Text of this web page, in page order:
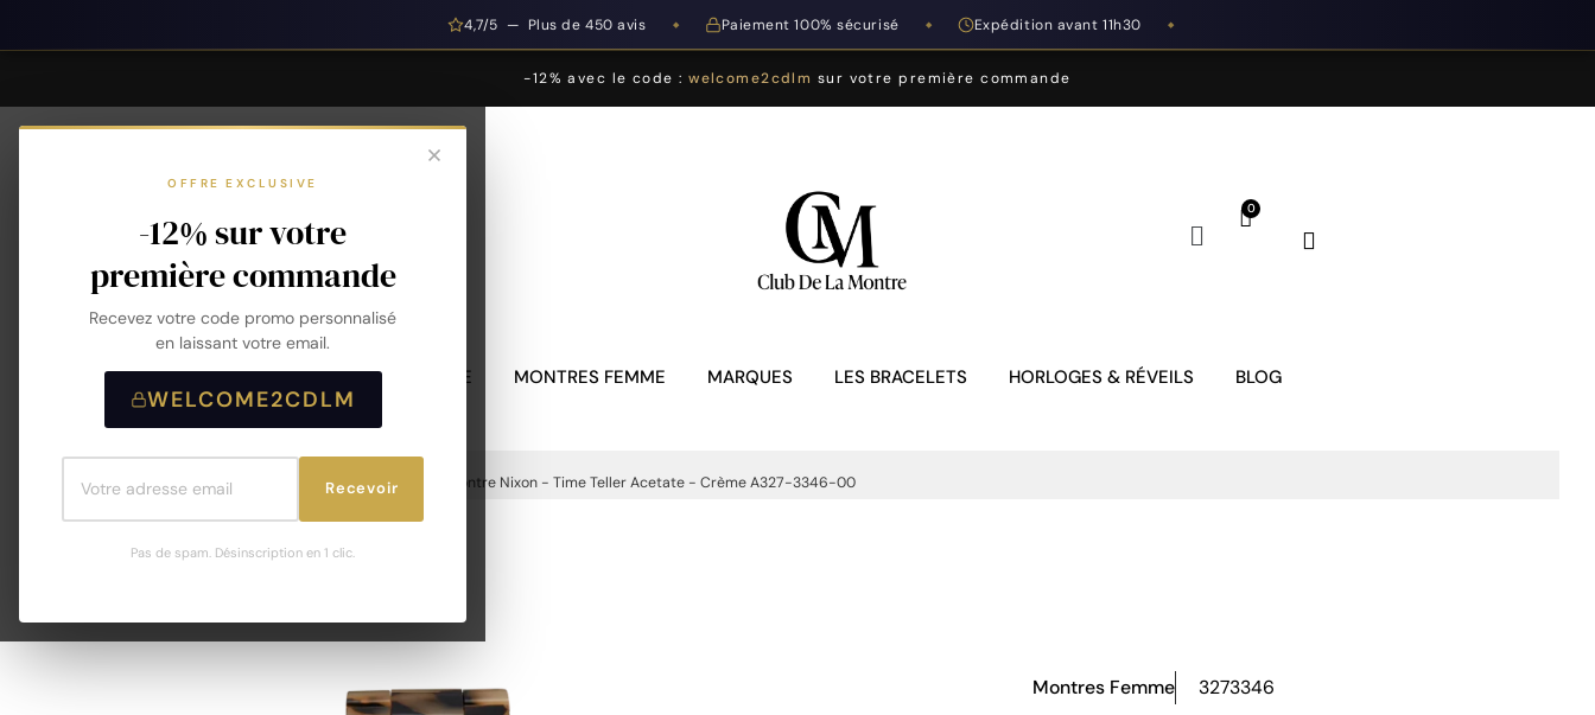
4,7/5 — Plus de 450 avis ◆ Paiement 100% sécurisé ◆ Expédition avant 11h30 ◆
-12% avec le code :welcome2cdlm sur votre première commande
OFFRE EXCLUSIVE
-12% sur votre
première commande
Recevez votre code promo personnalisé
en laissant votre email.
WELCOME2CDLM
Recevoir
Pas de spam. Désinscription en 1 clic.
MONTRES HOMME MONTRES FEMME MARQUES LES BRACELETS HORLOGES & RÉVEILS BLOG
Accueil Montres Montres Femme Montre Nixon - Time Teller Acetate - Crème A327-3346-00
Montres Femme 3273346